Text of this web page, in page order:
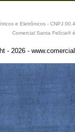
e Eletrônicos - CNPJ
Comercial Santa Felícia®
- 2026 -